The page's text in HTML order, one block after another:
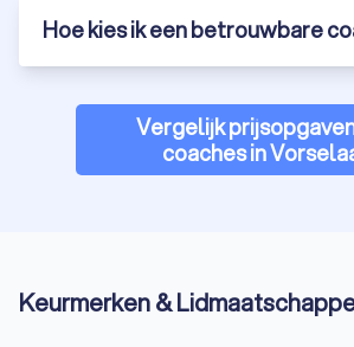
Hoe kies ik een betrouwbare
Vergelijk
coaches in
Keurmerken &